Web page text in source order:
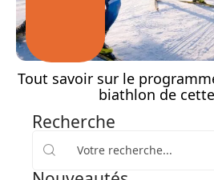
Tout savoir sur le
biathlon de
Recherche